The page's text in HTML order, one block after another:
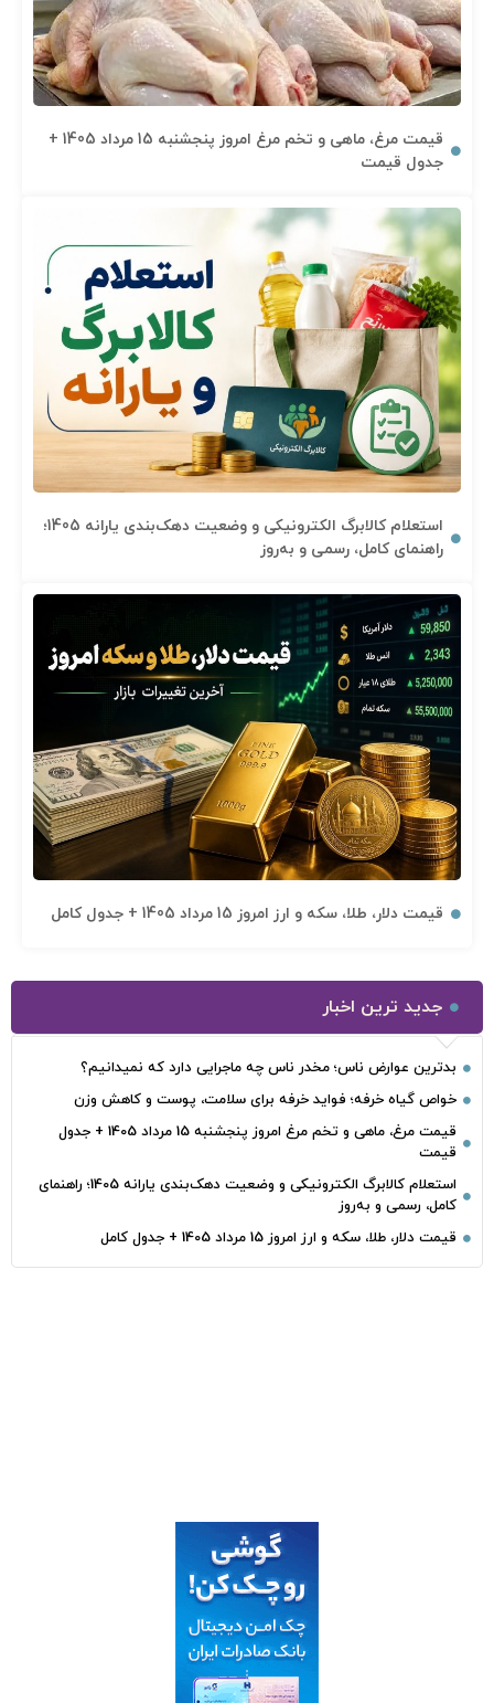
قیمت مرغ، ماهی و تخم مرغ امروز پنجشنبه 15 مرداد 1405 +
جدول قیمت
استعلام کالابرگ الکترونیکی و وضعیت دهک‌بندی یارانه 1405؛
راهنمای کامل، رسمی و به‌روز
قیمت دلار، طلا، سکه و ارز امروز 15 مرداد 1405 + جدول کامل
جدید ترین اخبار
بدترین عوارض ناس؛ مخدر ناس چه ماجرایی دارد که نمیدانیم؟
خواص گیاه خرفه؛ فواید خرفه برای سلامت، پوست و کاهش وزن
قیمت مرغ، ماهی و تخم مرغ امروز پنجشنبه 15 مرداد 1405 + جدول
قیمت
استعلام کالابرگ الکترونیکی و وضعیت دهک‌بندی یارانه 1405؛ راهنمای
کامل، رسمی و به‌روز
قیمت دلار، طلا، سکه و ارز امروز 15 مرداد 1405 + جدول کامل